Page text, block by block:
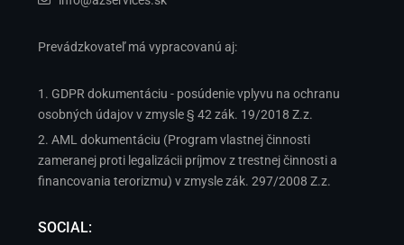
Prevádzkovateľ má vypracovanú aj:
1. GDPR dokumentáciu - posúdenie vplyvu na ochranu
osobných údajov v zmysle § 42 zák. 19/2018 Z.z.
2. AML dokumentáciu (Program vlastnej činnosti
zameranej proti legalizácii príjmov z trestnej činnosti a
financovania terorizmu) v zmysle zák. 297/2008 Z.z.
SOCIAL: